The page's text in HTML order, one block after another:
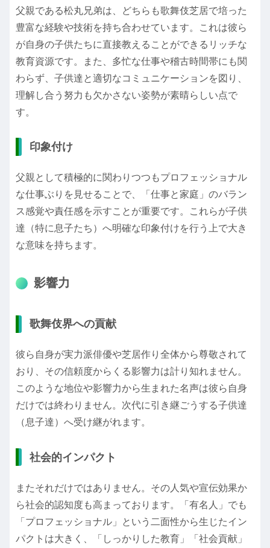
父親である松丸兄弟は、どちらも歌舞伎芝居で培った
豊富な経験や技術を持ち合わせています。これは彼ら
が自身の子供たちに直接教えることができるリッチな
教育資源です。また、多忙な仕事や稽古時間帯にも関
わらず、子供達と適切なコミュニケーションを図り、
理解し合う努力も欠かさない姿勢が素晴らしい点で
す。
印象付け
父親として積極的に関わりつつもプロフェッショナル
な仕事ぶりを見せることで、「仕事と家庭」のバラン
ス感覚や責任感を示すことが重要です。これらが子供
達（特に息子たち）へ明確な印象付けを行う上で大き
な意味を持ちます。
影響力
歌舞伎界への貢献
彼ら自身が実力派俳優や芝居作り全体から尊敬されて
おり、その信頼度からくる影響力は計り知れません。
このような地位や影響力から生まれた名声は彼ら自身
だけでは終わりません。次代に引き継ごうする子供達
（息子達）へ受け継がれます。
社会的インパクト
またそれだけではありません。その人気や宣伝効果か
ら社会的認知度も高まっております。「有名人」でも
「プロフェッショナル」という二面性から生じたイン
パクトは大きく、「しっかりした教育」「社会貢献」